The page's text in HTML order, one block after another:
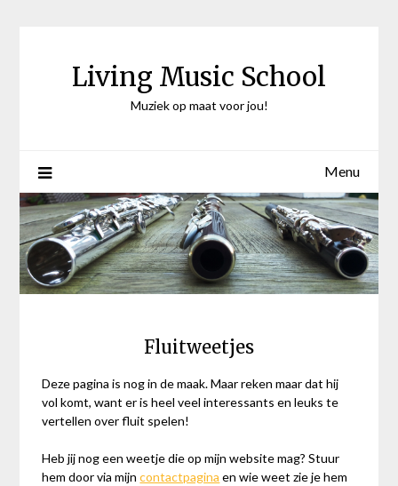
Living Music School
Muziek op maat voor jou!
Menu
Fluitweetjes
Deze pagina is nog in de maak. Maar reken maar dat hij
vol komt, want er is heel veel interessants en leuks te
vertellen over fluit spelen!
Heb jij nog een weetje die op mijn website mag? Stuur
hem door via mijncontactpagina en wie weet zie je hem